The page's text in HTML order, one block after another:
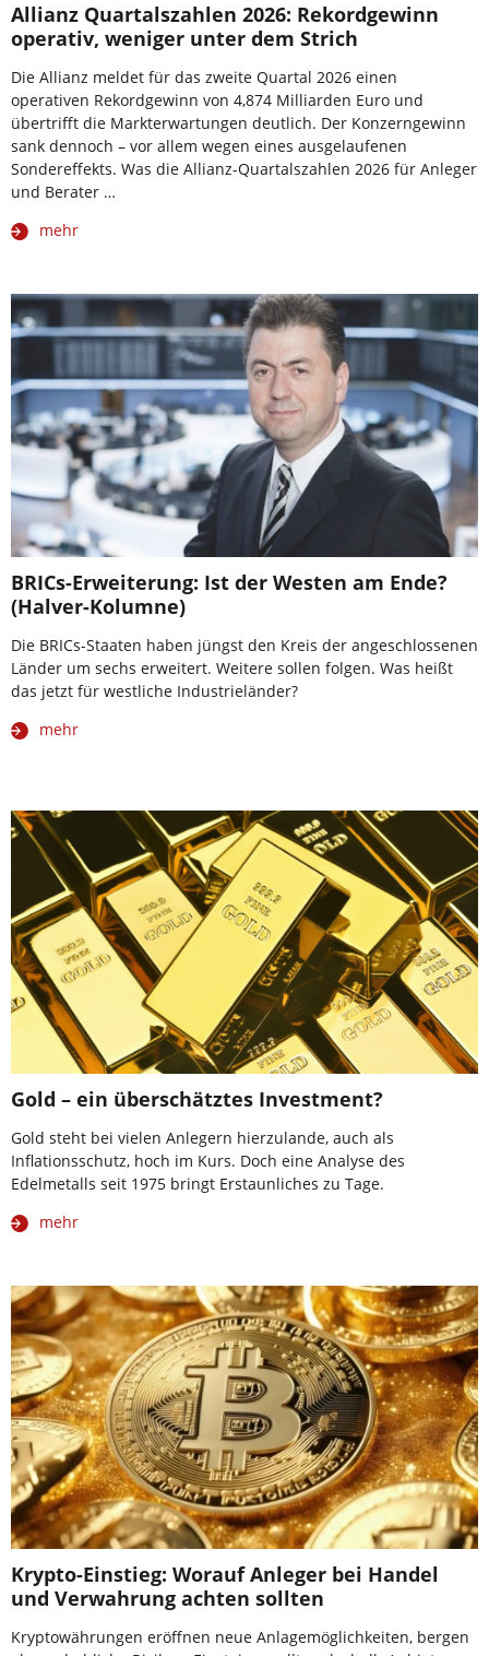
Allianz Quartalszahlen 2026: Rekordgewinn
operativ, weniger unter dem Strich
Die Allianz meldet für das zweite Quartal 2026 einen
operativen Rekordgewinn von 4,874 Milliarden Euro und
übertrifft die Markterwartungen deutlich. Der Konzerngewinn
sank dennoch – vor allem wegen eines ausgelaufenen
Sondereffekts. Was die Allianz-Quartalszahlen 2026 für Anleger
und Berater …
mehr
BRICs-Erweiterung: Ist der Westen am Ende?
(Halver-Kolumne)
Die BRICs-Staaten haben jüngst den Kreis der angeschlossenen
Länder um sechs erweitert. Weitere sollen folgen. Was heißt
das jetzt für westliche Industrieländer?
mehr
Gold – ein überschätztes Investment?
Gold steht bei vielen Anlegern hierzulande, auch als
Inflationsschutz, hoch im Kurs. Doch eine Analyse des
Edelmetalls seit 1975 bringt Erstaunliches zu Tage.
mehr
Krypto-Einstieg: Worauf Anleger bei Handel
und Verwahrung achten sollten
Kryptowährungen eröffnen neue Anlagemöglichkeiten, bergen